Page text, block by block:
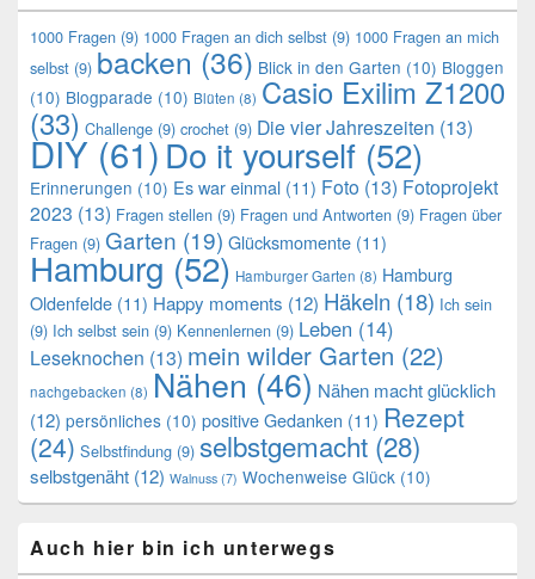
1000 Fragen (9) 1000 Fragen an dich selbst (9) 1000 Fragen an mich
selbst (9) backen (36) Blick in den Garten (10) Bloggen
(10) Blogparade (10) Blüten (8) Casio Exilim Z1200
(33) Challenge (9) crochet (9) Die vier Jahreszeiten (13)
DIY (61)Do it yourself (52)
Erinnerungen (10) Es war einmal (11) Foto (13) Fotoprojekt
2023 (13) Fragen stellen (9) Fragen und Antworten (9) Fragen über
Fragen (9) Garten (19) Glücksmomente (11)
Hamburg (52) Hamburger Garten (8) Hamburg
Oldenfelde (11) Happy moments (12) Häkeln (18) Ich sein
(9) Ich selbst sein (9) Kennenlernen (9) Leben (14)
Leseknochen (13) mein wilder Garten (22)
nachgebacken (8) Nähen (46) Nähen macht glücklich
(12) persönliches (10) positive Gedanken (11) Rezept
(24) Selbstfindung (9) selbstgemacht (28)
selbstgenäht (12) Walnuss (7) Wochenweise Glück (10)
Auch hier bin ich unterwegs